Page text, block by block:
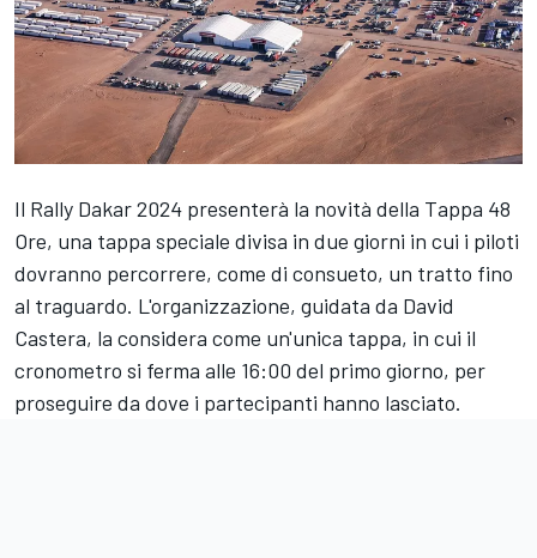
Il Rally Dakar 2024 presenterà la novità della Tappa 48
Ore, una tappa speciale divisa in due giorni in cui i piloti
dovranno percorrere, come di consueto, un tratto fino
al traguardo. L'organizzazione, guidata da David
Castera, la considera come un'unica tappa, in cui il
cronometro si ferma alle 16:00 del primo giorno, per
proseguire da dove i partecipanti hanno lasciato.